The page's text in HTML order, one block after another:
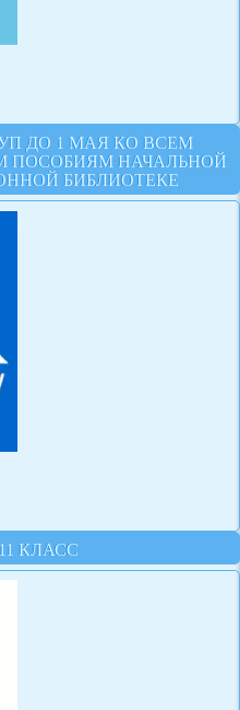
ДО 1 МАЯ КО ВСЕМ
ПОСОБИЯМ НАЧАЛЬНОЙ
БИБЛИОТЕКЕ
КЛАСС